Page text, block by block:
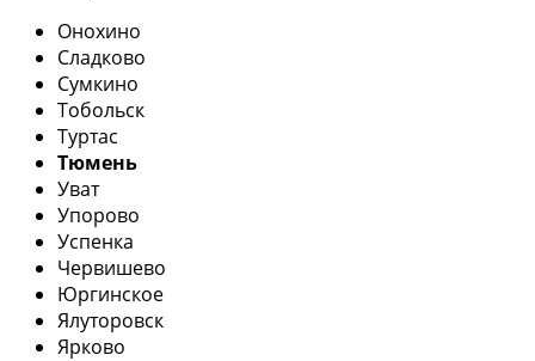
Онохино
Сладково
Сумкино
Тобольск
Туртас
Тюмень
Уват
Упорово
Успенка
Червишево
Юргинское
Ялуторовск
Ярково